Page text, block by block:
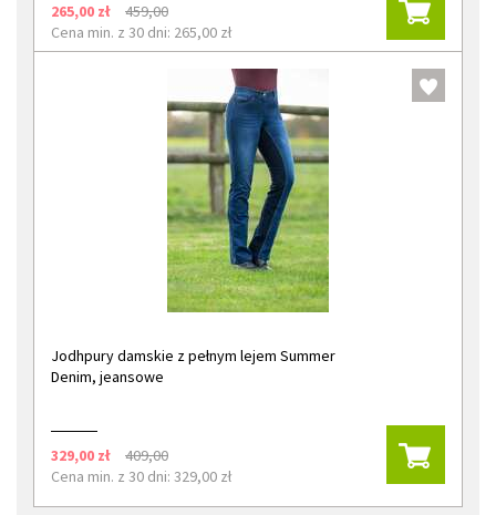
265,00 zł
459,00
Cena min. z 30 dni: 265,00 zł
Jodhpury damskie z pełnym lejem Summer
Denim, jeansowe
329,00 zł
409,00
Cena min. z 30 dni: 329,00 zł